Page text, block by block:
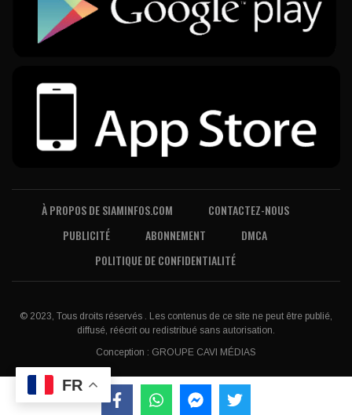
À PROPOS DE SIAMINFOS.COM
CONTACTEZ-NOUS
PUBLICITÉ
ABONNEMENT
DMCA
POLITIQUE DE CONFIDENTIALITÉ
© 2023, Tous droits réservés . Les contenus de ce site ne peut être publié,
diffusé, réécrit ou redistribué sans autorisation.
Conception : GROUPE CAVI MÉDIAS
FR